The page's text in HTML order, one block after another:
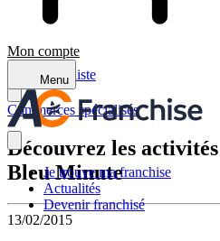
Mon compte
Menu
Je trouve ma franchise
Actualités
Devenir franchisé
Retour à la liste
Commerces spécialisés
Découvrez les
Bleu Minute
13/02/2015